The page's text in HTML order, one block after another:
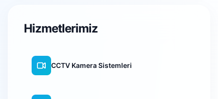
Hizmetlerimiz
CCTV Kamera Sistemleri